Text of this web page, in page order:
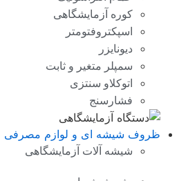
کوره آزمایشگاهی
اسپکتروفتومتر
دیونایزر
سمپلر متغیر و ثابت
اتوکلاو سنتزی
فشارسنج
ظروف شیشه ای و لوازم مصرفی
شیشه آلات آزمایشگاهی